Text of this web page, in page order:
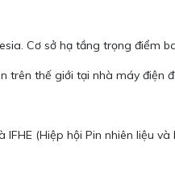
Cơ sở hạ tầng trọng điểm
trên thế giới tại nhà máy điện
(Hiệp hội Pin nhiên liệu và